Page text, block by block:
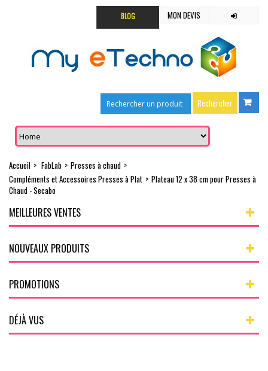
MON DEVIS
BLOG
Accueil > FabLab > Presses à chaud >
Compléments et Accessoires Presses à Plat > Plateau 12 x 38 cm pour Presses à
Chaud - Secabo
MEILLEURES VENTES
NOUVEAUX PRODUITS
PROMOTIONS
DÉJÀ VUS